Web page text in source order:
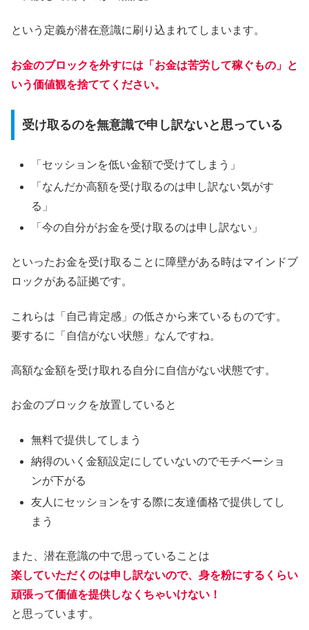
という定義が潜在意識に刷り込まれてしまいます。
お金のブロックを外すには「お金は苦労して稼ぐもの」と
いう価値観を捨ててください。
受け取るのを無意識で申し訳ないと思っている
「セッションを低い金額で受けてしまう」
「なんだか高額を受け取るのは申し訳ない気がす
る」
「今の自分がお金を受け取るのは申し訳ない」
といったお金を受け取ることに障壁がある時はマインドブ
ロックがある証拠です。
これらは「自己肯定感」の低さから来ているものです。
要するに「自信がない状態」なんですね。
高額な金額を受け取れる自分に自信がない状態です。
お金のブロックを放置していると
無料で提供してしまう
納得のいく金額設定にしていないのでモチベーショ
ンが下がる
友人にセッションをする際に友達価格で提供してし
まう
また、潜在意識の中で思っていることは
楽していただくのは申し訳ないので、身を粉にするくらい
頑張って価値を提供しなくちゃいけない！
と思っています。